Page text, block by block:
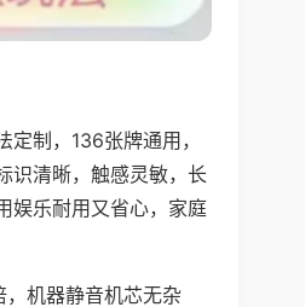
制，136张牌通用，
识清晰，触感灵敏，长
娱乐耐用又省心，家庭
机器静音机芯无杂